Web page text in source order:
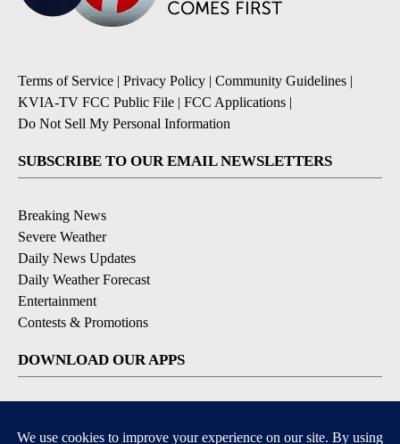
Terms of Service | Privacy Policy | Community Guidelines |
KVIA-TV FCC Public File | FCC Applications |
Do Not Sell My Personal Information
SUBSCRIBE TO OUR EMAIL NEWSLETTERS
Breaking News
Severe Weather
Daily News Updates
Daily Weather Forecast
Entertainment
Contests & Promotions
DOWNLOAD OUR APPS